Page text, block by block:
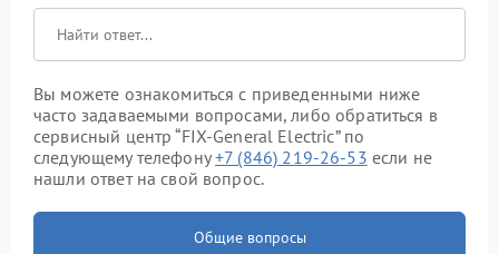
Вы можете ознакомиться с приведенными ниже
часто задаваемыми вопросами, либо обратиться в
сервисный центр “FIX-General Electric” по
следующему телефону+7 (846) 219-26-53 если не
нашли ответ на свой вопрос.
Общие вопросы